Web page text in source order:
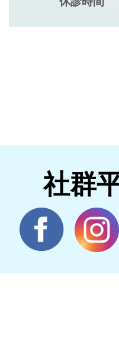
社群